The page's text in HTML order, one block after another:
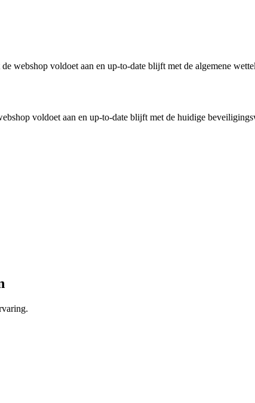
webshop voldoet aan en up-to-date blijft met de algemene
voldoet aan en up-to-date blijft met de huidige